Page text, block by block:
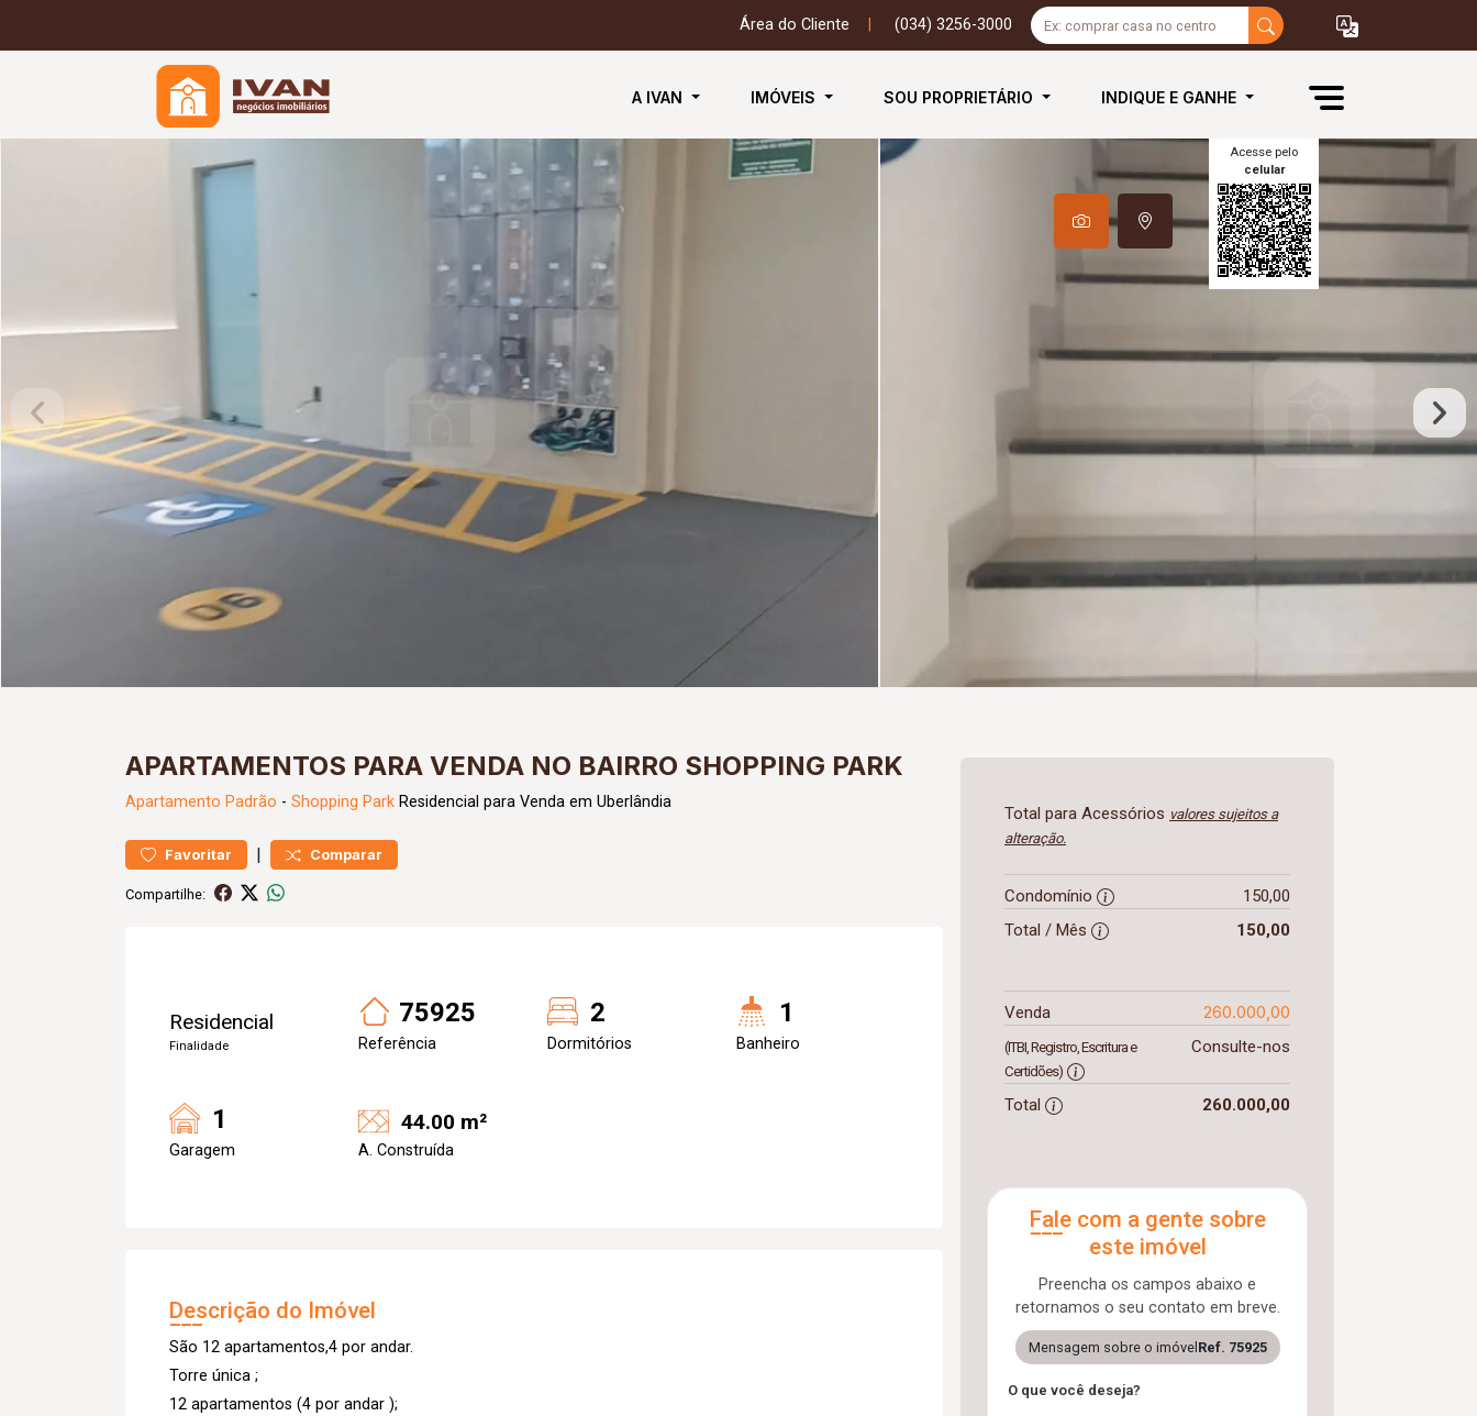
Área do Cliente (034) 3256-3000
A IVAN IMÓVEIS SOU PROPRIETÁRIO INDIQUE E GANHE
Acesse pelo
celular
APARTAMENTOS PARA VENDA NO BAIRRO SHOPPING PARK
Apartamento Padrão - Shopping Park Residencial para Venda em Uberlândia
Favoritar | Comparar
Compartilhe:
Residencial
Finalidade
75925
Referência
2
Dormitórios
1
Banheiro
1
Garagem
44.00 m²
A. Construída
Descrição do Imóvel
São 12 apartamentos,4 por andar.
Torre única ;
12 apartamentos (4 por andar );
Total para Acessórios valores sujeitos a
alteração.
Condomínio
150,00
Total / Mês
150,00
Venda 260.000,00
(ITBI, Registro, Escritura e
Certidões)
Consulte-nos
Total 260.000,00
Fale com a gente sobre
este imóvel
Preencha os campos abaixo e
retornamos o seu contato em breve.
Mensagem sobre o imóvel Ref. 75925
O que você deseja?